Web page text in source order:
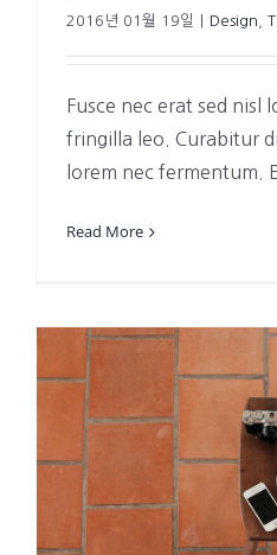
2016년 01월 19일 Design
Fusce nec erat sed nisl
fringilla leo. Curabitur
lorem nec fermentum.
Read More